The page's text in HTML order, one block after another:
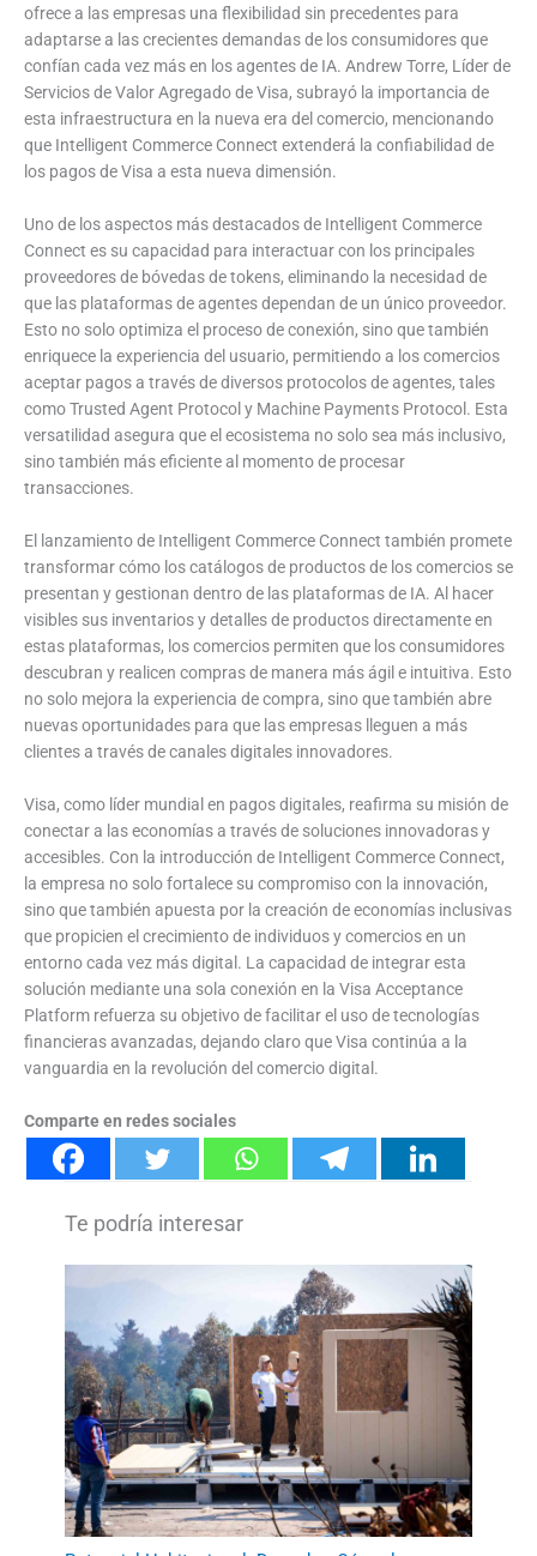
ofrece a las empresas una flexibilidad sin precedentes para
adaptarse a las crecientes demandas de los consumidores que
confían cada vez más en los agentes de IA. Andrew Torre, Líder de
Servicios de Valor Agregado de Visa, subrayó la importancia de
esta infraestructura en la nueva era del comercio, mencionando
que Intelligent Commerce Connect extenderá la confiabilidad de
los pagos de Visa a esta nueva dimensión.
Uno de los aspectos más destacados de Intelligent Commerce
Connect es su capacidad para interactuar con los principales
proveedores de bóvedas de tokens, eliminando la necesidad de
que las plataformas de agentes dependan de un único proveedor.
Esto no solo optimiza el proceso de conexión, sino que también
enriquece la experiencia del usuario, permitiendo a los comercios
aceptar pagos a través de diversos protocolos de agentes, tales
como Trusted Agent Protocol y Machine Payments Protocol. Esta
versatilidad asegura que el ecosistema no solo sea más inclusivo,
sino también más eficiente al momento de procesar
transacciones.
El lanzamiento de Intelligent Commerce Connect también promete
transformar cómo los catálogos de productos de los comercios se
presentan y gestionan dentro de las plataformas de IA. Al hacer
visibles sus inventarios y detalles de productos directamente en
estas plataformas, los comercios permiten que los consumidores
descubran y realicen compras de manera más ágil e intuitiva. Esto
no solo mejora la experiencia de compra, sino que también abre
nuevas oportunidades para que las empresas lleguen a más
clientes a través de canales digitales innovadores.
Visa, como líder mundial en pagos digitales, reafirma su misión de
conectar a las economías a través de soluciones innovadoras y
accesibles. Con la introducción de Intelligent Commerce Connect,
la empresa no solo fortalece su compromiso con la innovación,
sino que también apuesta por la creación de economías inclusivas
que propicien el crecimiento de individuos y comercios en un
entorno cada vez más digital. La capacidad de integrar esta
solución mediante una sola conexión en la Visa Acceptance
Platform refuerza su objetivo de facilitar el uso de tecnologías
financieras avanzadas, dejando claro que Visa continúa a la
vanguardia en la revolución del comercio digital.
Comparte en redes sociales